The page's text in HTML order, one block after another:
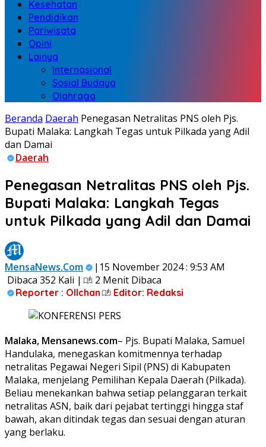
Kesehatan
Pendidikan
Pariwisata
Opini
Lainya
Internasional
Sosial Budaya
Olahraga
Beranda Daerah Penegasan Netralitas PNS oleh Pjs.
Bupati Malaka: Langkah Tegas untuk Pilkada yang Adil
dan Damai
Daerah
Penegasan Netralitas PNS oleh Pjs.
Bupati Malaka: Langkah Tegas
untuk Pilkada yang Adil dan Damai
MensaNews.Com
|15 November 2024 : 9:53 AM
Dibaca 352 Kali |
2 Menit Dibaca
Reporter : Ollchan Editor: Redaksi
Malaka, Mensanews.com– Pjs. Bupati Malaka, Samuel
Handulaka, menegaskan komitmennya terhadap
netralitas Pegawai Negeri Sipil (PNS) di Kabupaten
Malaka, menjelang Pemilihan Kepala Daerah (Pilkada).
Beliau menekankan bahwa setiap pelanggaran terkait
netralitas ASN, baik dari pejabat tertinggi hingga staf
bawah, akan ditindak tegas dan sesuai dengan aturan
yang berlaku.